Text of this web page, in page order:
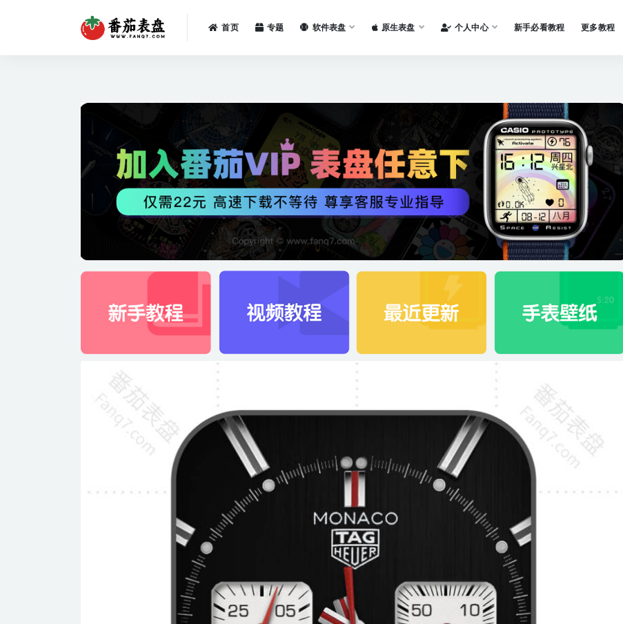
首页 专题 软件表盘 原生表盘 个人中心 新手必看教程 更多教程